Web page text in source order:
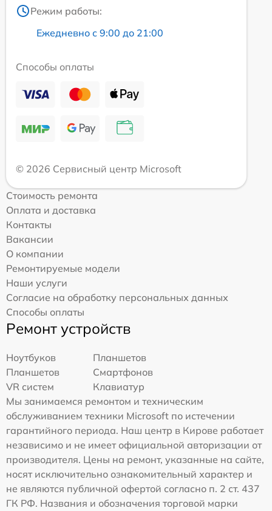
Режим работы:
Ежедневно с 9:00 до 21:00
Способы оплаты
© 2026 Сервисный центр Microsoft
Стоимость ремонта
Оплата и доставка
Контакты
Вакансии
О компании
Ремонтируемые модели
Наши услуги
Согласие на обработку персональных данных
Способы оплаты
Ремонт устройств
Ноутбуков
Планшетов
Планшетов
Смартфонов
VR систем
Клавиатур
Мы занимаемся ремонтом и техническим
обслуживанием техники Microsoft по истечении
гарантийного периода. Наш центр в Кирове работает
независимо и не имеет официальной авторизации от
производителя. Цены на ремонт, указанные на сайте,
носят исключительно ознакомительный характер и
не являются публичной офертой согласно п. 2 ст. 437
ГК РФ. Названия и обозначения торговой марки